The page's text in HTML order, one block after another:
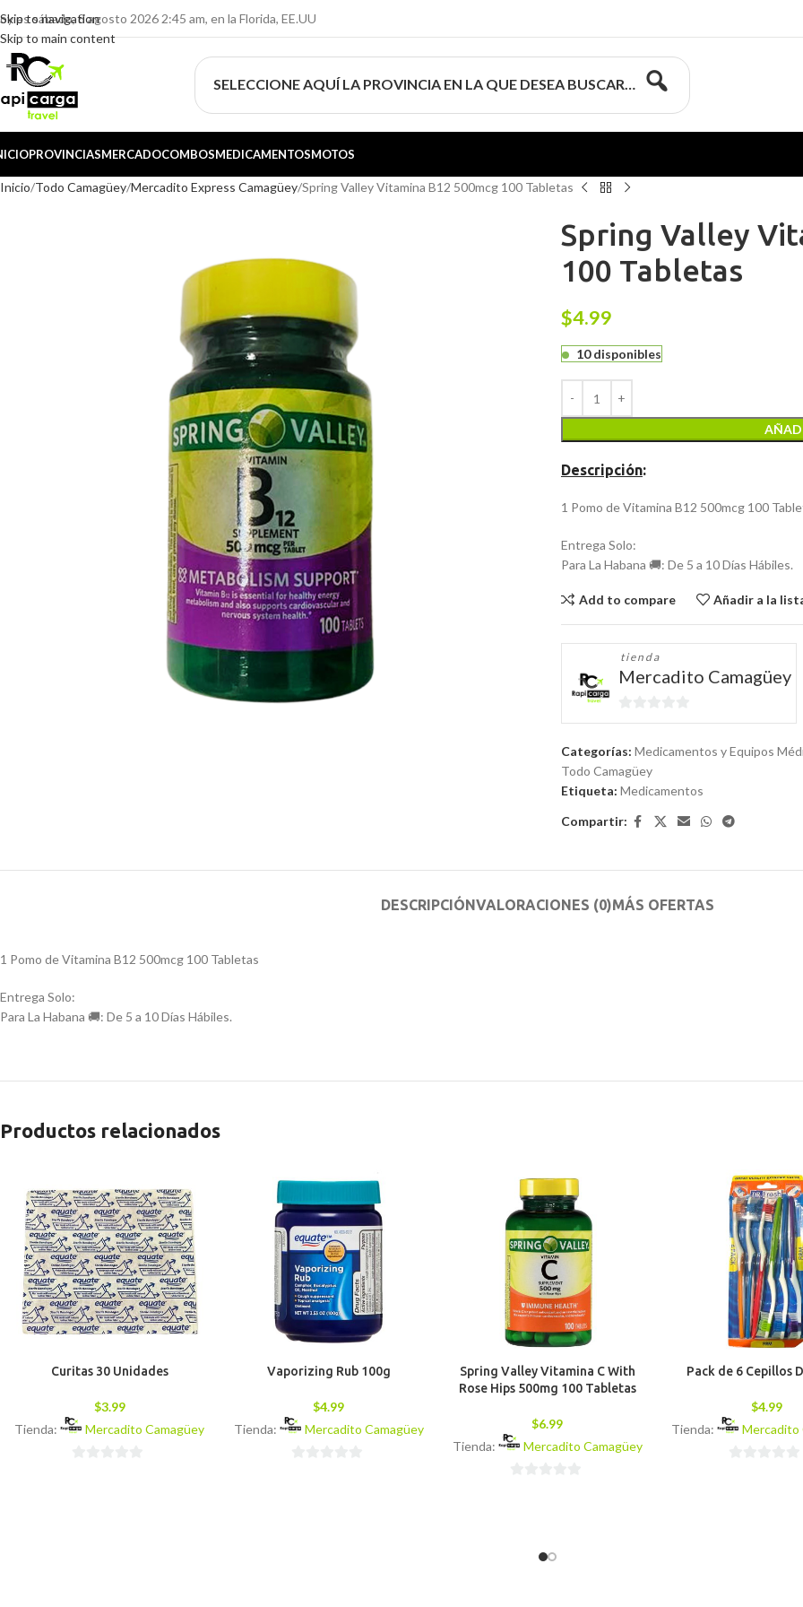
Skip to navigation
Skip to main content
es sábado, 8 agosto 2026 2:45 am, en la Florida, EE.UU
SELECCIONE AQUÍ LA PROVINCIA EN LA QUE DESEA BUSCAR…
PROVINCIASMERCADOCOMBOSMEDICAMENTOSMOTOS
Inicio Todo Camagüey Mercadito Express Camagüey Spring Valley Vitamina B12 500mcg 100 Tabletas
Spring Valley
100 Tabletas
$4.99
10 disponibles
Descripción:
1 Pomo de Vitamina B12 500mcg 100
Entrega Solo:
Para La Habana 🚚: De 5 a 10 Días Hábiles.
Add to compare Añadir a la
tienda
Mercadito Camagüey
0
Categorías: Medicamentos y Equipos
Todo Camagüey
Etiqueta: Medicamentos
Compartir:
DESCRIPCIÓNVALORACIONES (0)MÁS OFERTAS
1 Pomo de Vitamina B12 500mcg 100 Tabletas
Entrega Solo:
Para La Habana 🚚: De 5 a 10 Días Hábiles.
Productos relacionados
Curitas 30 Unidades
$3.99
Tienda:
Mercadito Camagüey
Vaporizing Rub 100g
$4.99
Tienda:
Mercadito Camagüey
Spring Valley Vitamina C With
Rose Hips 500mg 100 Tabletas
$6.99
Tienda:
Mercadito Camagüey
Pack de 6 Cepillos
$4.99
Tienda:
Mercadito